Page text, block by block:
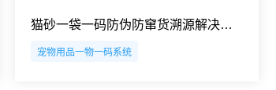
猫砂一袋一码防伪防窜货溯源解决方案
宠物用品一物一码系统